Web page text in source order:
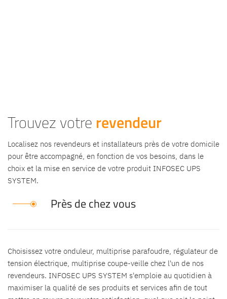
Trouvez votre revendeur
Localisez nos revendeurs et installateurs près de votre domicile
pour être accompagné, en fonction de vos besoins, dans le
choix et la mise en service de votre produit INFOSEC UPS
SYSTEM.
Près de chez vous
Choisissez votre onduleur, multiprise parafoudre, régulateur de
tension électrique, multiprise coupe-veille chez l'un de nos
revendeurs. INFOSEC UPS SYSTEM s'emploie au quotidien à
maximiser la qualité de ses produits et services afin de tout